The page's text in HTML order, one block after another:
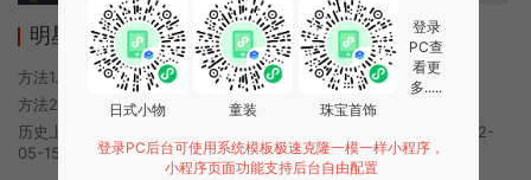
明星驾到小程序使用方法
方法1. 使用微信扫描本页面上方二维码进入明星驾到的小程序
方法2. 在微信中搜索“明星驾到”即可进入小程序
历史上的今时小程序由明星驾到团队开发，易企达小程序商店于2022-
05-15 08:37发布
日式小物 童装 珠宝首饰
登录
PC查
看更
多.....
登录PC后台可使用系统模板极速克隆一模一样小程序，
小程序页面功能支持后台自由配置